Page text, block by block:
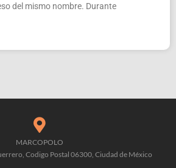
del mismo nombre. Durante
MARCOPOLO
Codigo Postal 06300, Ciudad de México